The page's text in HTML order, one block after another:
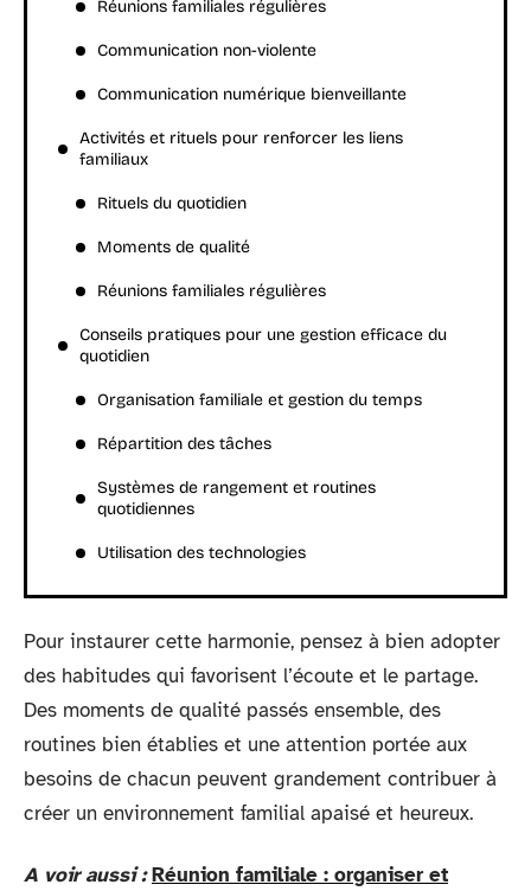
Réunions familiales régulières
Communication non-violente
Communication numérique bienveillante
Activités et rituels pour renforcer les liens
familiaux
Rituels du quotidien
Moments de qualité
Réunions familiales régulières
Conseils pratiques pour une gestion efficace du
quotidien
Organisation familiale et gestion du temps
Répartition des tâches
Systèmes de rangement et routines
quotidiennes
Utilisation des technologies
Pour instaurer cette harmonie, pensez à bien adopter
des habitudes qui favorisent l’écoute et le partage.
Des moments de qualité passés ensemble, des
routines bien établies et une attention portée aux
besoins de chacun peuvent grandement contribuer à
créer un environnement familial apaisé et heureux.
A voir aussi : Réunion familiale : organiser et